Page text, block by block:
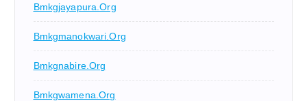
Bmkgjayapura.org
Bmkgmanokwari.org
Bmkgnabire.org
Bmkgwamena.org